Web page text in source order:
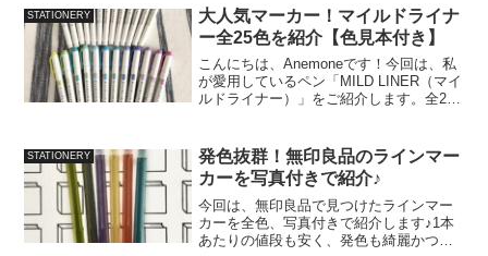
します♪ (adsbygoogle = windo...
STATIONERY
大人気マーカー！マイルドライナ
ー全25色を紹介【色見本付き】
こんにちは、Anemoneです！今回は、私
が愛用しているペン「MILD LINER（マイ
ルドライナー）」をご紹介します。全25
と・マイルドライナーって何？・マイル
ドライ...
STATIONERY
発色抜群！無印良品のラインマー
カーを写真付きで紹介♪
今回は、無印良品で見つけたラインマー
カーを全色、写真付きで紹介します♪1本
あたりの値段も安く、発色も綺麗かつは